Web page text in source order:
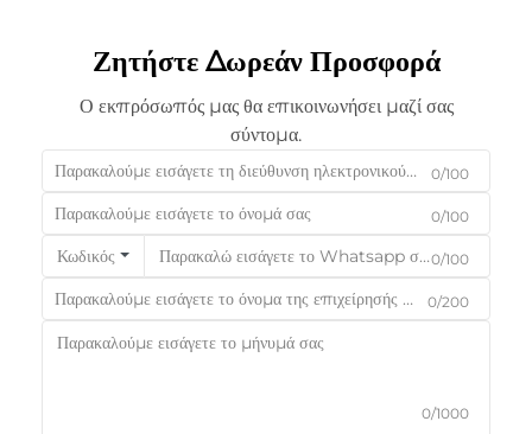
Ζητήστε Δωρεάν Προσφορά
Ο εκπρόσωπός μας θα επικοινωνήσει μαζί σας
σύντομα.
0/100
0/100
Κωδικός 0/100
0/200
0/1000